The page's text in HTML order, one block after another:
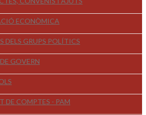
ECONÒMICA
DELS GRUPS POLÍTICS
GOVERN
DE COMPTES - PAM